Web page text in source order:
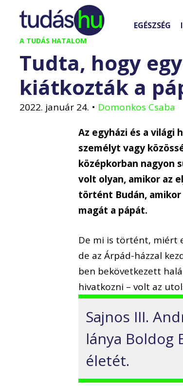
Kilépés
tartalomba
A TUDÁS HATALOM
EGÉSZSÉG
Tudta, hogy
kiátkozták a
2022. január 24. • Domonkos Csaba
Az egyházi és a világi
személyt vagy
középkorban nagyon
volt olyan, amikor az
történt Budán,
magát a pápát.
De mi is történt, miért
de az Árpád-házzal
ben bekövetkezett
hivatkozni – volt az
Sajnos III.
lánya Boldog
életét.